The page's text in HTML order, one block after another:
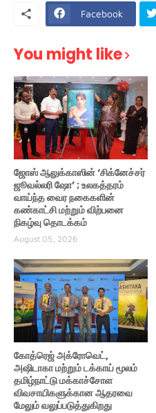
Facebook
You might like
ஜோஸ் ஆலுக்காஸின் ‘சிக்னேச்சர்
ஜூவல்லரி ஷோ’ ; உலகத்தரம்
வாய்ந்த வைர நகைகளின்
கண்காட்சி மற்றும் விற்பனை
நிகழ்வு தொடக்கம்
August 05, 2026
கோத்ரெஜ் அக்ரோவெட்,
அஷிடாகா மற்றும் டக்காய் மூலம்
தமிழ்நாட்டு மக்காச்சோள
விவசாயிகளுக்கான ஆதரவை
மேலும் வலுப்படுத்துகிறது